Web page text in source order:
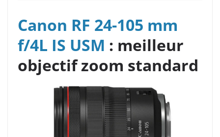
Canon RF 24-105 mm
f/4L IS USM : meilleur
objectif zoom standard